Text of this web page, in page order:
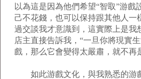
以為這是因為他們希望“智取”游戲
己不花錢，也可以保持跟其他人一
過交談我才意識到，這實際上是我
店主直接告訴我，“一旦你將現實
戲，那么它會變得太嚴肅，就不再
如此游戲文化，與我熟悉的游